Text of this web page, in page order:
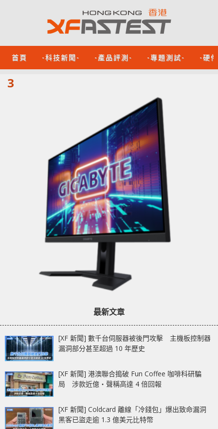
首頁 -科技新聞- -產品評測- -專題測試- -硬
3
最新文章
[XF 新聞] 數千台伺服器被後門攻擊 主機板控制器
漏洞部分甚至超過 10 年歷史
[XF 新聞] 港澳聯合搗破 Fun Coffee 咖啡科研騙
局 涉款近億‧聲稱高達 4 倍回報
[XF 新聞] Coldcard 離線「冷錢包」爆出致命漏洞
黑客已盜走逾 1.3 億美元比特幣